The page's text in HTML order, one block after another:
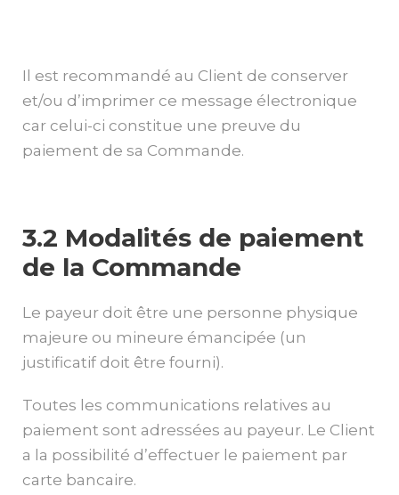
Il est recommandé au Client de conserver
et/ou d’imprimer ce message électronique
car celui-ci constitue une preuve du
paiement de sa Commande.
3.2 Modalités de paiement
de la Commande
Le payeur doit être une personne physique
majeure ou mineure émancipée (un
justificatif doit être fourni).
Toutes les communications relatives au
paiement sont adressées au payeur. Le Client
a la possibilité d’effectuer le paiement par
carte bancaire.